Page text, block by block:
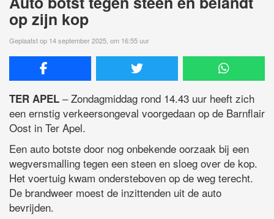
op zijn kop
Geplaatst op 14 september 2025, om 16:55 uur
TER APEL – Zondagmiddag rond 14.43 uur heeft zich
een ernstig verkeersongeval voorgedaan op de Barnflair
Oost in Ter Apel.
Een auto botste door nog onbekende oorzaak bij een
wegversmalling tegen een steen en sloeg over de kop.
Het voertuig kwam ondersteboven op de weg terecht.
De brandweer moest de inzittenden uit de auto
bevrijden.